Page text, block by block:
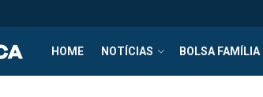
HOME NOTÍCIAS BOLSA FAMÍLIA